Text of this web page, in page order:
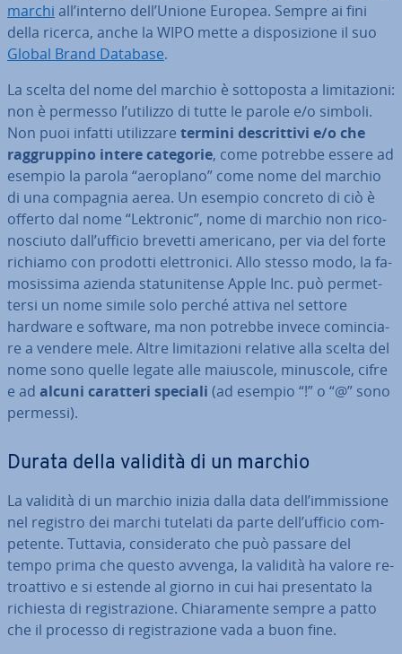
marchi all’interno dell’Unione Europea. Sempre ai fini
della ricerca, anche la WIPO mette a di­spo­si­zio­ne il suo
Global Brand Database.
La scelta del nome del marchio è sot­to­po­sta a li­mi­ta­zio­ni:
non è permesso l’utilizzo di tutte le parole e/o simboli.
Non puoi infatti uti­liz­za­re termini de­scrit­ti­vi e/o che
rag­grup­pi­no intere categorie, come potrebbe essere ad
esempio la parola “aeroplano” come nome del marchio
di una compagnia aerea. Un esempio concreto di ciò è
offerto dal nome “Lektronic”, nome di marchio non ri­co­
no­sciu­to dall’ufficio brevetti americano, per via del forte
richiamo con prodotti elet­tro­ni­ci. Allo stesso modo, la fa­
mo­sis­si­ma azienda sta­tu­ni­ten­se Apple Inc. può per­met­
ter­si un nome simile solo perché attiva nel settore
hardware e software, ma non potrebbe invece co­min­cia­
re a vendere mele. Altre li­mi­ta­zio­ni relative alla scelta del
nome sono quelle legate alle maiuscole, minuscole, cifre
e ad alcuni caratteri speciali (ad esempio “!” o “@” sono
permessi).
Durata della validità di un marchio
La validità di un marchio inizia dalla data dell’im­mis­sio­ne
nel registro dei marchi tutelati da parte dell’ufficio com­
pe­ten­te. Tuttavia, con­si­de­ra­to che può passare del
tempo prima che questo avvenga, la validità ha valore re­
troat­ti­vo e si estende al giorno in cui hai pre­sen­ta­to la
richiesta di re­gi­stra­zio­ne. Chia­ra­men­te sempre a patto
che il processo di re­gi­stra­zio­ne vada a buon fine.